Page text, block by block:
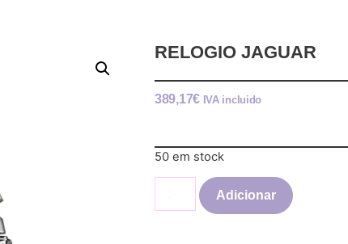
RELOGIO JAGUAR
389,17€ IVA incluido
50 em stock
Adicionar